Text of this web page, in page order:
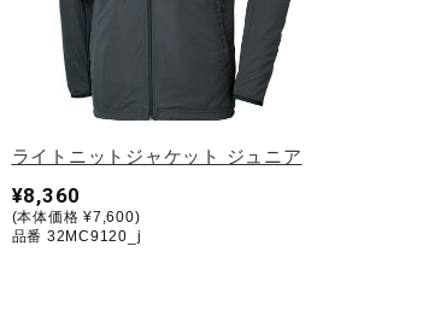
ライトニットジャケット ジュニア
¥8,360
(本体価格 ¥7,600)
品番 32MC9120_j